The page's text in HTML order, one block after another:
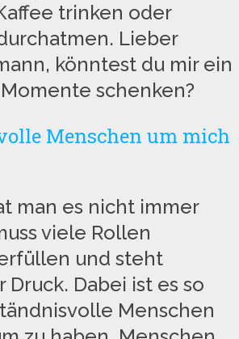
trinken oder
Lieber
könntest du mir ein
schenken?
Menschen um mich
man es nicht immer
viele Rollen
und steht
Dabei ist es so
Menschen